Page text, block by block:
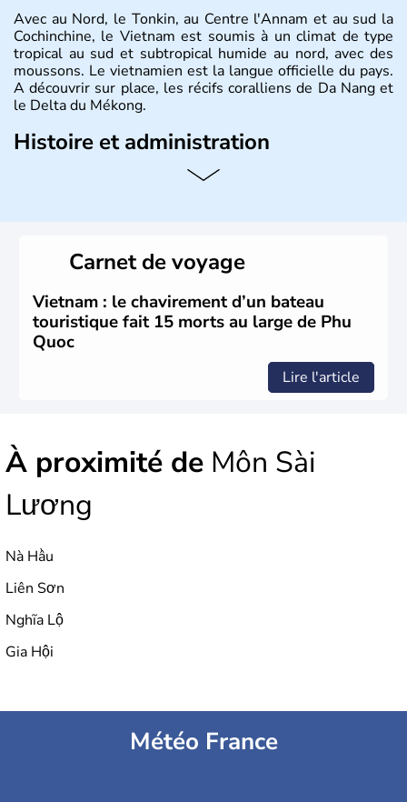
Avec au Nord, le Tonkin, au Centre l'Annam et au sud la
Cochinchine, le Vietnam est soumis à un climat de type
tropical au sud et subtropical humide au nord, avec des
moussons. Le vietnamien est la langue officielle du pays.
A découvrir sur place, les récifs coralliens de Da Nang et
le Delta du Mékong.
Histoire et administration
Pays d'Asie du Sud-Est situé sur l'est de la péninsule
nom récent de l'ancienne Saïgon.
Carnet de voyage
Vietnam : le chavirement d’un bateau
touristique fait 15 morts au large de Phu
Quoc
Lire l'article
À proximité de Môn Sài
Lương
Nà Hầu
Liên Sơn
Nghĩa Lộ
Gia Hội
Météo France